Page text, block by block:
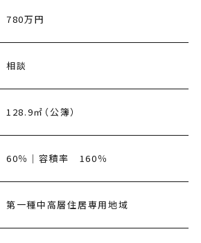
780万円
相談
128.9㎡（公簿）
60％│容積率 160％
第一種中高層住居専用地域